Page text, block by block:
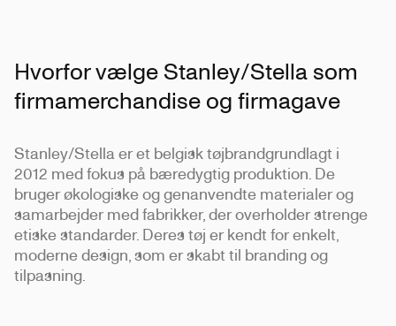
Hvorfor vælge Stanley/Stella som
firmamerchandise og firmagave
Stanley/Stella er et belgisk tøjbrandgrundlagt i
2012 med fokus på bæredygtig produktion. De
bruger økologiske og genanvendte materialer og
samarbejder med fabrikker, der overholder strenge
etiske standarder. Deres tøj er kendt for enkelt,
moderne design, som er skabt til branding og
tilpasning.